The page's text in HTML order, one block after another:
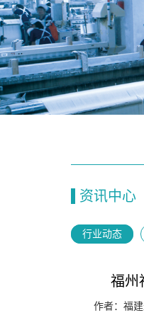
资讯中心
行业动态
福州
作者：福